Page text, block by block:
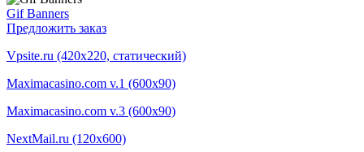
Gif Banners
Предложить заказ
Vpsite.ru (420x220, статический)
Maximacasino.com v.1 (600x90)
Maximacasino.com v.3 (600x90)
NextMail.ru (120x600)